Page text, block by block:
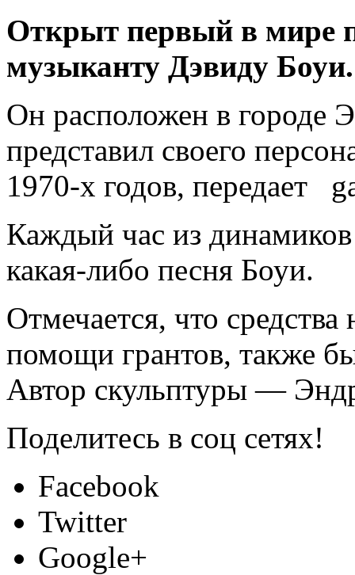
Открыт первый в мире
музыканту Дэвиду Боуи.
Он расположен в городе
представил своего
1970-х годов, передает
Каждый час из
какая-либо песня Боуи.
Отмечается, что
помощи грантов, также
Автор скульптуры —
Поделитесь в соц сетях!
Facebook
Twitter
Google+